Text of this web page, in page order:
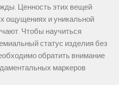
Ценность этих вещей
ощущениях и уникальной
Чтобы научиться
статус изделия без
обратить внимание
маркеров